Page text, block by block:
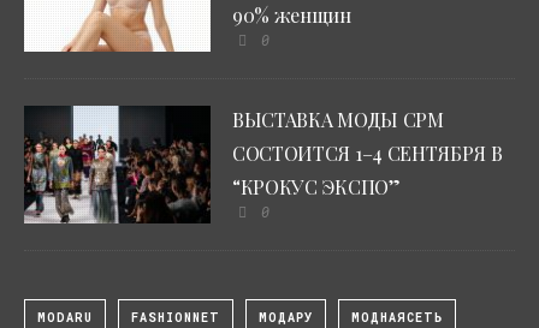
90% женщин
0
ВЫСТАВКА МОДЫ CPM
СОСТОИТСЯ 1–4 СЕНТЯБРЯ В
“КРОКУС ЭКСПО”
0
MODARU FASHIONNET МОДАРУ МОДНАЯСЕТЬ